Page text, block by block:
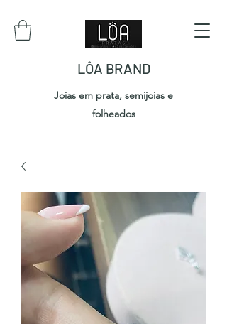
LÔA BRAND
Joias em prata, semijoias e
folheados